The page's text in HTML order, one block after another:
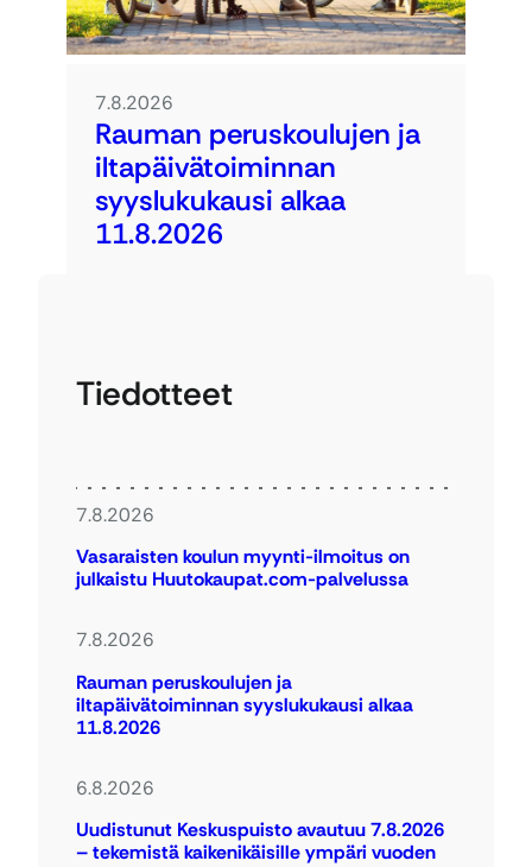
7.8.2026
Rauman peruskoulujen ja
iltapäivätoiminnan
syyslukukausi alkaa
11.8.2026
Tiedotteet
7.8.2026
Vasaraisten koulun myynti-ilmoitus on
julkaistu Huutokaupat.com-palvelussa
7.8.2026
Rauman peruskoulujen ja
iltapäivätoiminnan syyslukukausi alkaa
11.8.2026
6.8.2026
Uudistunut Keskuspuisto avautuu 7.8.2026
– tekemistä kaikenikäisille ympäri vuoden